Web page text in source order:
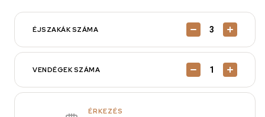
ÉJSZAKÁK SZÁMA
VENDÉGEK SZÁMA
ÉRKEZÉS